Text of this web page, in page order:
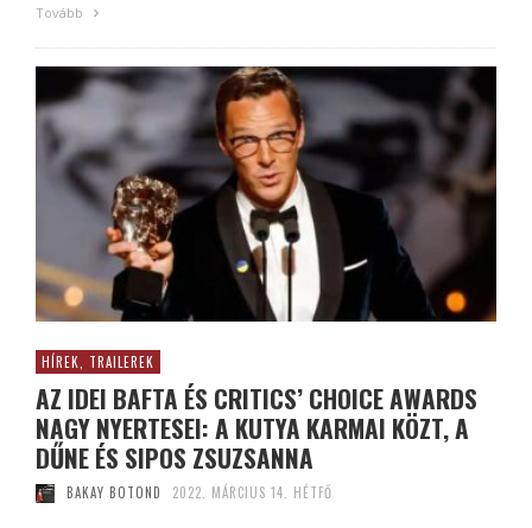
Tovább
HÍREK, TRAILEREK
AZ IDEI BAFTA ÉS CRITICS’ CHOICE AWARDS
NAGY NYERTESEI: A KUTYA KARMAI KÖZT, A
DŰNE ÉS SIPOS ZSUZSANNA
BAKAY BOTOND 2022. MÁRCIUS 14. HÉTFŐ